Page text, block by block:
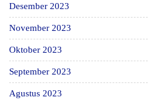
Desember 2023
November 2023
Oktober 2023
September 2023
Agustus 2023